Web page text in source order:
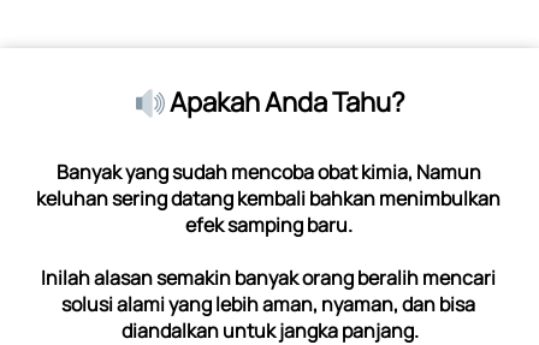
Apakah Anda Tahu?
Banyak yang sudah mencoba obat kimia, Namun
keluhan sering datang kembali bahkan menimbulkan
efek samping baru.
Inilah alasan semakin banyak orang beralih mencari
solusi alami yang lebih aman, nyaman, dan bisa
diandalkan untuk jangka panjang.